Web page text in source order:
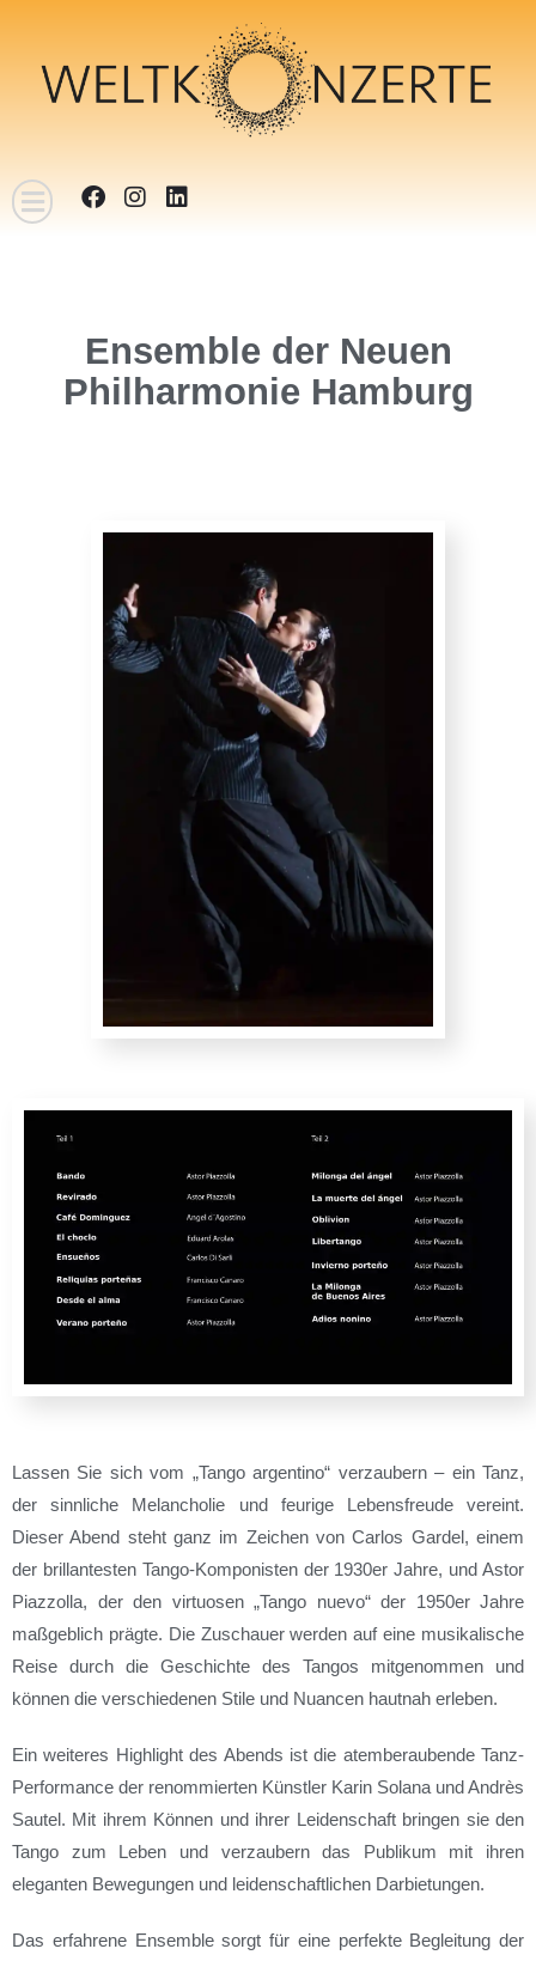
Ensemble der Neuen
Philharmonie Hamburg
Lassen Sie sich vom „Tango argentino“ verzaubern – ein Tanz,
der sinnliche Melancholie und feurige Lebensfreude vereint.
Dieser Abend steht ganz im Zeichen von Carlos Gardel, einem
der brillantesten Tango-Komponisten der 1930er Jahre, und Astor
Piazzolla, der den virtuosen „Tango nuevo“ der 1950er Jahre
maßgeblich prägte. Die Zuschauer werden auf eine musikalische
Reise durch die Geschichte des Tangos mitgenommen und
können die verschiedenen Stile und Nuancen hautnah erleben.
Ein weiteres Highlight des Abends ist die atemberaubende Tanz-
Performance der renommierten Künstler Karin Solana und Andrès
Sautel. Mit ihrem Können und ihrer Leidenschaft bringen sie den
Tango zum Leben und verzaubern das Publikum mit ihren
eleganten Bewegungen und leidenschaftlichen Darbietungen.
Das erfahrene Ensemble sorgt für eine perfekte Begleitung der